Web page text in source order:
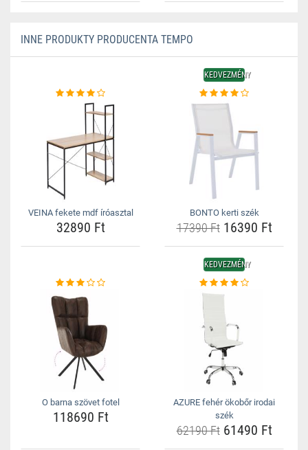
INNE PRODUKTY PRODUCENTA TEMPO
VEINA fekete mdf íróasztal
32890 Ft
KEDVEZMÉNY
BONTO kerti szék
17390 Ft16390 Ft
O barna szövet fotel
118690 Ft
KEDVEZMÉNY
AZURE fehér ökobőr irodai
szék
62190 Ft61490 Ft